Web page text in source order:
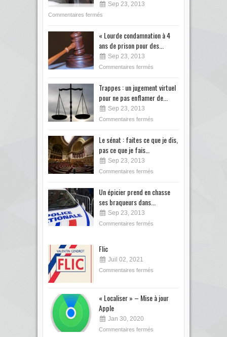
Sep 23, 2013
Commentaires fermés
« Lourde condamnation à 4
ans de prison pour des...
Sep 23, 2013
Commentaires fermés
Trappes : un jugement virtuel
pour ne pas enflamer de...
Sep 23, 2013
Commentaires fermés
Le sénat : faites ce que je dis,
pas ce que je fais…
Sep 23, 2013
Commentaires fermés
Un épicier prend en chasse
ses braqueurs dans...
Sep 23, 2013
Commentaires fermés
Flic
Juil 02, 2021
Commentaires fermés
« Localiser » – Mise à jour
Apple
Jan 30, 2020
Commentaires fermés